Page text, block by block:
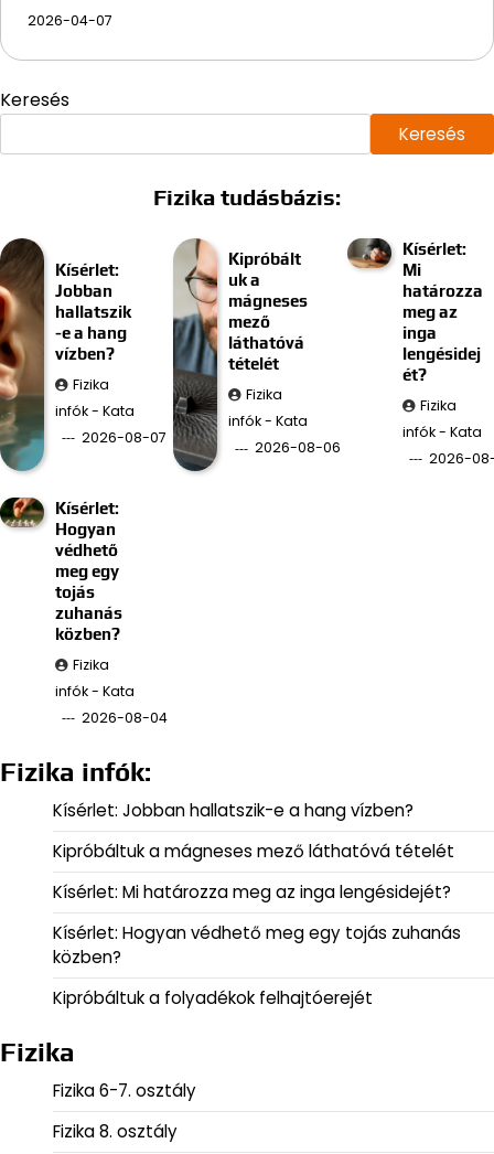
2026-04-07
Keresés
Keresés
Fizika tudásbázis:
Kísérlet:
Jobban
hallatszik
-e a hang
vízben?
Fizika
infók - Kata
2026-08-07
Kipróbált
uk a
mágneses
mező
láthatóvá
tételét
Fizika
infók - Kata
2026-08-06
Kísérlet:
Mi
határozza
meg az
inga
lengésidej
ét?
Fizika
infók - Kata
2026-
Kísérlet:
Hogyan
védhető
meg egy
tojás
zuhanás
közben?
Fizika
infók - Kata
2026-08-04
Fizika infók:
Kísérlet: Jobban hallatszik-e a hang vízben?
Kipróbáltuk a mágneses mező láthatóvá tételét
Kísérlet: Mi határozza meg az inga lengésidejét?
Kísérlet: Hogyan védhető meg egy tojás zuhanás
közben?
Kipróbáltuk a folyadékok felhajtóerejét
Fizika
Fizika 6-7. osztály
Fizika 8. osztály